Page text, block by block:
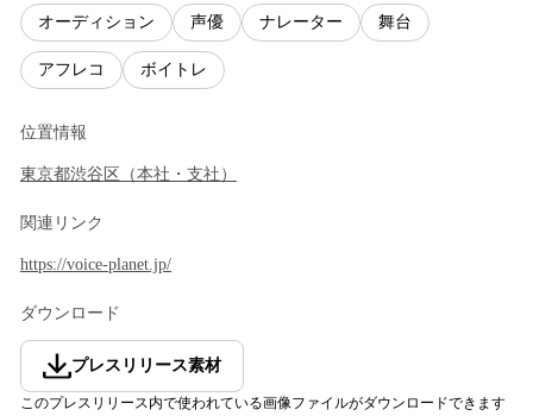
オーディション 声優 ナレーター 舞台
アフレコ ボイトレ
位置情報
東京都渋谷区 （本社・支社 ）
関連リンク
https://voice-planet.jp/
ダウンロード
プレスリリース素材
このプレスリリース内で使われている画像ファイルがダウンロードできます